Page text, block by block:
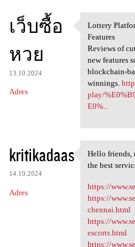
เว็บซื้อ
หวย
13.10.2024
Adres
Lottery
Lottery
Features
Reviews of
new features
blockchain-
winnings.
play/
E0%...
kritikadaas
14.10.2024
Adres
Hello
Hello friends,
the best
https://
https://
chennai.html
https://
escorts.html
https://